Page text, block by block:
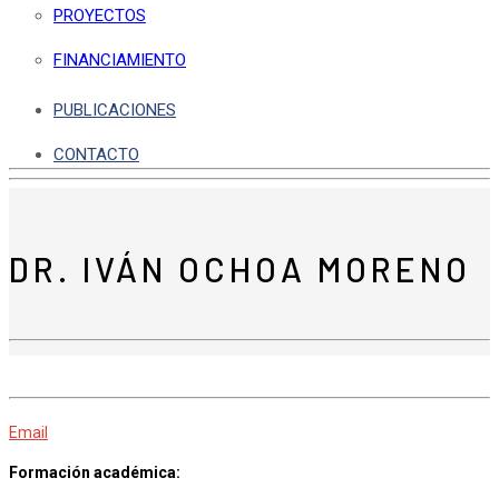
PROYECTOS
FINANCIAMIENTO
PUBLICACIONES
CONTACTO
DR. IVÁN OCHOA MORENO
Email
Formación académica: